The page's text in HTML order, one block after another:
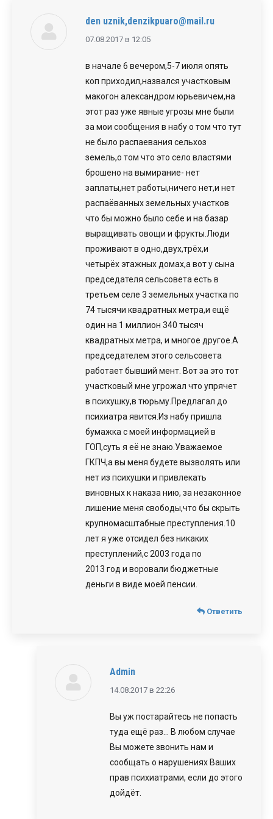
den uznik,denzikpuaro@mail.ru
говорит:
07.08.2017 в 12:05
в начале 6 вечером,5-7 июля опять
коп приходил,назвался участковым
макогон александром юрьевичем,на
этот раз уже явные угрозы мне были
за мои сообщения в набу о том что тут
не было распаевания сельхоз
земель,о том что это село властями
брошено на вымирание- нет
заплаты,нет работы,ничего нет,и нет
распаёванных земельных участков
что бы можно было себе и на базар
выращивать овощи и фрукты.Люди
проживают в одно,двух,трёх,и
четырёх этажных домах,а вот у сына
председателя сельсовета есть в
третьем селе 3 земельных участка по
74 тысячи квадратных метра,и ещё
один на 1 миллион 340 тысяч
квадратных метра, и многое другое.А
председателем этого сельсовета
работает бывший мент. Вот за это тот
участковый мне угрожал что упрячет
в психушку,в тюрьму.Предлагал до
психиатра явится.Из набу пришла
бумажка с моей информацией в
ГОП,суть я её не знаю.Уважаемое
ГКПЧ,а вы меня будете вызволять или
нет из психушки и привлекать
виновных к наказа нию, за незаконное
лишение меня свободы,что бы скрыть
крупномасштабные преступления.10
лет я уже отсидел без никаких
преступлений,с 2003 года по
2013 год и воровали бюджетные
деньги в виде моей пенсии.
Ответить
Admin
говорит:
14.08.2017 в 22:26
Вы уж постарайтесь не попасть
туда ещё раз… В любом случае
Вы можете звонить нам и
сообщать о нарушениях Ваших
прав психиатрами, если до этого
дойдёт.